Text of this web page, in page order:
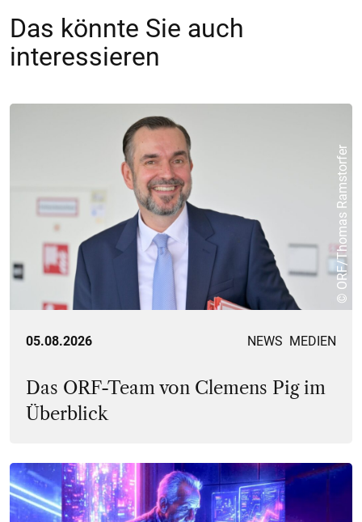
Das könnte Sie auch
interessieren
© ORF/Thomas Ramstorfer
05.08.2026 NEWS MEDIEN
Das ORF-Team von Clemens Pig im
Überblick